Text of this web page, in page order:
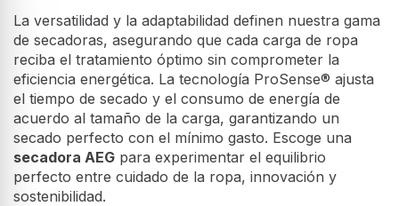
La versatilidad y la adaptabilidad definen nuestra gama
de secadoras, asegurando que cada carga de ropa
reciba el tratamiento óptimo sin comprometer la
eficiencia energética. La tecnología ProSense® ajusta
el tiempo de secado y el consumo de energía de
acuerdo al tamaño de la carga, garantizando un
secado perfecto con el mínimo gasto. Escoge una
secadora AEG para experimentar el equilibrio
perfecto entre cuidado de la ropa, innovación y
sostenibilidad.